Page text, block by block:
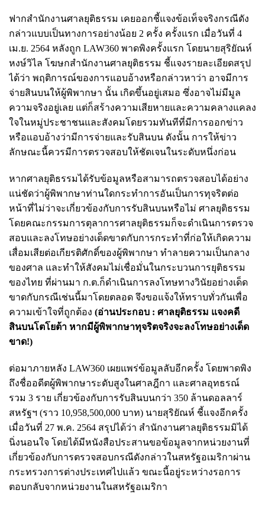
ฟากสำนักงานศาลยุติธรรม เคยออกชี้แจงข้อเท็จจริงกรณีดัง
กล่าวแบบเป็นทางการอย่างน้อย 2 ครั้ง ครั้งแรก เมื่อวันที่ 4
เม.ย. 2564 หลังถูก LAW360 พาดพิงครั้งแรก โดยนายสุริยัณห์
หงษ์วิไล โฆษกสำนักงานศาลยุติธรรม ชี้แจงรายละเอียดสรุป
ได้ว่า พฤติการณ์ของการแอบอ้างหรือกล่าวหาว่า อาจมีการ
จ่ายสินบนให้ผู้พิพากษา นั้น เกิดขึ้นอยู่เสมอ ซึ่งอาจไม่มีมูล
ความจริงอยู่เลย แต่ก็สร้างความเสียหายและความคลางแคลง
ใจในหมู่ประชาชนและสังคมโดยรวมทันทีที่มีการออกข่าว
หรือแอบอ้างว่ามีการจ่ายและรับสินบน ดังนั้น การให้ข่าว
ลักษณะนี้ควรมีการตรวจสอบให้ชัดเจนในระดับหนึ่งก่อน
หากศาลยุติธรรมได้รับข้อมูลหรือสามารถตรวจสอบได้อย่าง
แน่ชัดว่าผู้พิพากษาท่านใดกระทำการอันเป็นการทุจริตต่อ
หน้าที่ไม่ว่าจะเกี่ยวข้องกับการรับสินบนหรือไม่ ศาลยุติธรรม
โดยคณะกรรมการตุลาการศาลยุติธรรมก็จะดำเนินการตรวจ
สอบและลงโทษอย่างเด็ดขาดกับการกระทำที่ก่อให้เกิดความ
เสื่อมเสียต่อเกียรติศักดิ์ของผู้พิพากษา ทำลายความเป็นกลาง
ของศาล และทำให้สังคมไม่เชื่อมั่นในกระบวนการยุติธรรม
ของไทย ที่ผ่านมา ก.ต.ก็ดำเนินการลงโทษทางวินัยอย่างเด็ด
ขาดกับกรณีเช่นนี้มาโดยตลอด จึงขอแจ้งให้ทราบทั่วกันเพื่อ
ความเข้าใจที่ถูกต้อง (อ่านประกอบ : ศาลยุติธรรม แจงคดี
สินบนโตโยต้า หากมีผู้พิพากษาทุจริตจริงจะลงโทษอย่างเด็ด
ขาด!)
ต่อมาภายหลัง LAW360 เผยแพร่ข้อมูลลับอีกครั้ง โดยพาดพิง
ถึงชื่ออดีตผู้พิพากษาระดับสูงในศาลฎีกา และศาลอุทธรณ์
รวม 3 ราย เกี่ยวข้องกับการรับสินบนกว่า 350 ล้านดอลลาร์
สหรัฐฯ (ราว 10,958,500,000 บาท) นายสุริยัณห์ ชี้แจงอีกครั้ง
เมื่อวันที่ 27 พ.ค. 2564 สรุปได้ว่า สำนักงานศาลยุติธรรมมิได้
นิ่งนอนใจ โดยได้มีหนังสือประสานขอข้อมูลจากหน่วยงานที่
เกี่ยวข้องกับการตรวจสอบกรณีดังกล่าวในสหรัฐอเมริกาผ่าน
กระทรวงการต่างประเทศไปแล้ว ขณะนี้อยู่ระหว่างรอการ
ตอบกลับจากหน่วยงานในสหรัฐอเมริกา